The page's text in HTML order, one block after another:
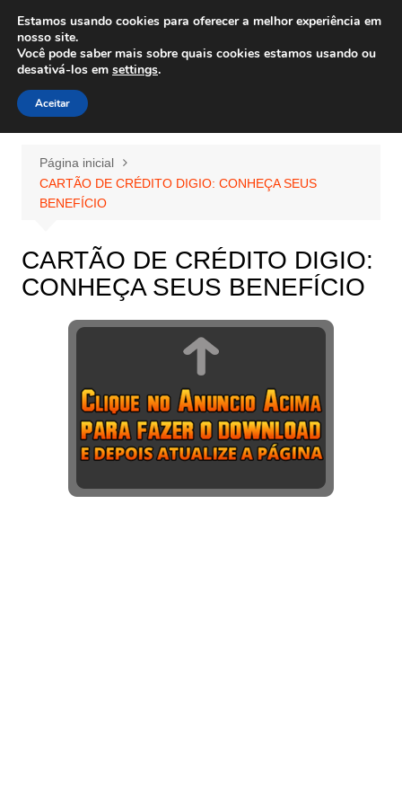
para
conteúdo
Wiley Wales
corais algas e vida marinha
Página inicial
CARTÃO DE CRÉDITO DIGIO: CONHEÇA SEUS
BENEFÍCIO
CARTÃO DE CRÉDITO DIGIO:
CONHEÇA SEUS BENEFÍCIO
Estamos usando cookies para oferecer a melhor experiência em
nosso site.
Você pode saber mais sobre quais cookies estamos usando ou
desativá-los em settings.
Aceitar